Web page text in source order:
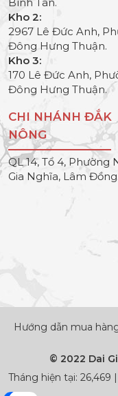
Kho 2:
2967 Lê Đức Anh,
Đông Hưng Thuận.
Kho 3:
170 Lê Đức Anh,
Đông Hưng Thuận.
CHI NHÁNH ĐẮK
NÔNG
QL 14, Tổ 4, Phường
Gia Nghĩa, Lâm Đồng.
Hướng dẫn mua
© 2022 Dai
Tháng hiện tại: 26,469